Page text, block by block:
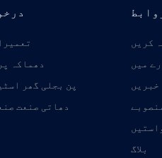
دھماکہ
پن بجلی گھر
دھاتی صنعت
کریں
میں
خبریں
بلاگ